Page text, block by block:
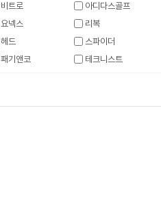
비트로
아디다스골프
요넥스
리복
헤드
스파이더
패기앤코 테크니스트